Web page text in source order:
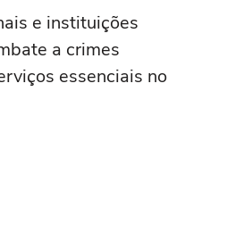
e instituições
a crimes
essenciais no